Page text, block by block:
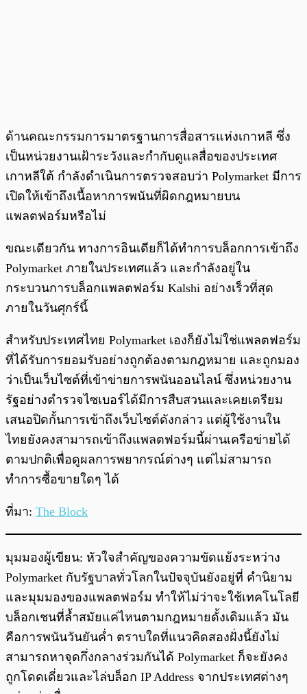
ด้านคณะกรรมการมาตรฐานการสื่อสารแห่งเกาหลี ซึ่ง
เป็นหน่วยงานเฝ้าระวังและกำกับดูแลสื่อของประเทศ
เกาหลีใต้ กำลังดำเนินการตรวจสอบว่า Polymarket มีการ
เปิดให้เข้าถึงเนื้อหาการพนันที่ผิดกฎหมายบน
แพลตฟอร์มหรือไม่
ขณะเดียวกัน ทางการอินเดียก็ได้ทำการบล็อกการเข้าถึง
Polymarket ภายในประเทศแล้ว และกำลังอยู่ใน
กระบวนการบล็อกแพลตฟอร์ม Kalshi อย่างเร็วที่สุด
ภายในวันศุกร์นี้
สำหรับประเทศไทย Polymarket เองก็ยังไม่ใช่แพลตฟอร์ม
ที่ได้รับการยอมรับอย่างถูกต้องตามกฎหมาย และถูกมอง
ว่าเป็นเว็บไซต์ที่เข้าข่ายการพนันออนไลน์ ซึ่งหน่วยงาน
รัฐอย่างตำรวจไซเบอร์ได้มีการสืบสวนและเคยเตรียม
เสนอปิดกั้นการเข้าถึงเว็บไซต์ดังกล่าว แต่ผู้ใช้งานใน
ไทยยังคงสามารถเข้าถึงแพลตฟอร์มนี้ผ่านเครือข่ายได้
ตามปกติเพื่อดูผลการพยากรณ์ต่างๆ แต่ไม่สามารถ
ทำการซื้อขายใดๆ ได้
ที่มา: The Block
มุมมองผู้เขียน: หัวใจสำคัญของความขัดแย้งระหว่าง
Polymarket กับรัฐบาลทั่วโลกในปัจจุบันยังอยู่ที่ คำนิยาม
และมุมมองของแพลตฟอร์ม ทำให้ไม่ว่าจะใช้เทคโนโลยี
บล็อกเชนที่ล้ำสมัยแค่ไหนตามกฎหมายดั้งเดิมแล้ว มัน
คือการพนันวันยันค่ำ ตราบใดที่แนวคิดสองฝั่งนี้ยังไม่
สามารถหาจุดกึ่งกลางร่วมกันได้ Polymarket ก็จะยังคง
ถูกโดดเดี่ยวและไล่บล็อก IP Address จากประเทศต่างๆ